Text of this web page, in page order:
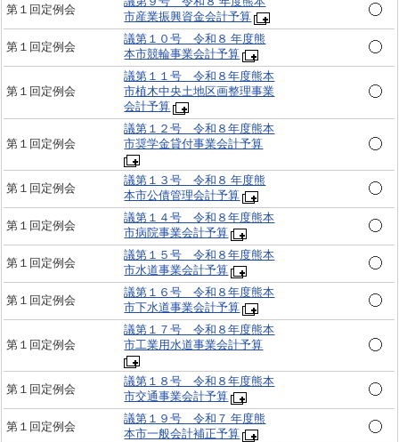
第１回定例会
市産業振興資金会計予算
第１回定例会
議第１０号 令和８ 年度熊
本市競輪事業会計予算
第１回定例会
議第１１号 令和８年度熊本
市植木中央土地区画整理事業
会計予算
第１回定例会
議第１２号 令和８年度熊本
市奨学金貸付事業会計予算
第１回定例会
議第１３号 令和８ 年度熊
本市公債管理会計予算
第１回定例会
議第１４号 令和８年度熊本
市病院事業会計予算
第１回定例会
議第１５号 令和８年度熊本
市水道事業会計予算
第１回定例会
議第１６号 令和８年度熊本
市下水道事業会計予算
第１回定例会
議第１７号 令和８年度熊本
市工業用水道事業会計予算
第１回定例会
議第１８号 令和８年度熊本
市交通事業会計予算
第１回定例会
議第１９号 令和７ 年度熊
本市一般会計補正予算